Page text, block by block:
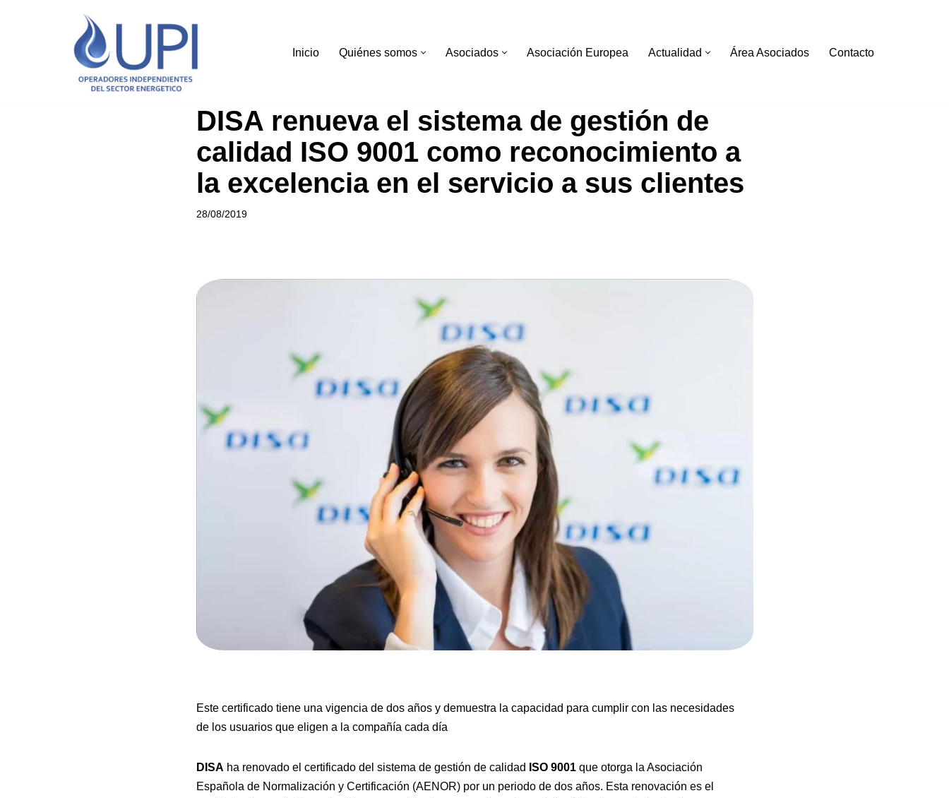
Inicio Quiénes somos Asociados Asociación Europea Actualidad Área Asociados Contacto
DISA renueva el sistema de gestión de
calidad ISO 9001 como reconocimiento a
la excelencia en el servicio a sus clientes
28/08/2019
Este certificado tiene una vigencia de dos años y demuestra la capacidad para cumplir con las necesidades
de los usuarios que eligen a la compañía cada día
DISA ha renovado el certificado del sistema de gestión de calidad ISO 9001que otorga la Asociación
Española de Normalización y Certificación (AENOR) por un periodo de dos años. Esta renovación es el